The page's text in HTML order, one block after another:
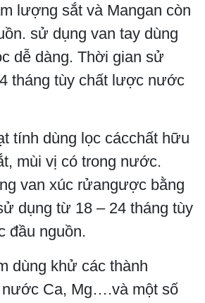
lượng sắt và Mangan còn
sử dụng van tay dùng
dễ dàng. Thời gian sử
tháng tùy chất lược nước
tính dùng lọc cácchất hữu
mùi vị có trong nước.
van xúc rửangược bằng
dụng từ 18 – 24 tháng tùy
đầu nguồn.
dùng khử các thành
Ca, Mg….và một số